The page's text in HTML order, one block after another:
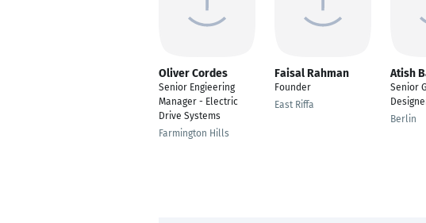
Oliver Cordes
Senior Engieering
Manager - Electric
Drive Systems
Farmington Hills
Faisal Rahman
Founder
East Riffa
Atish
Senior
Berlin